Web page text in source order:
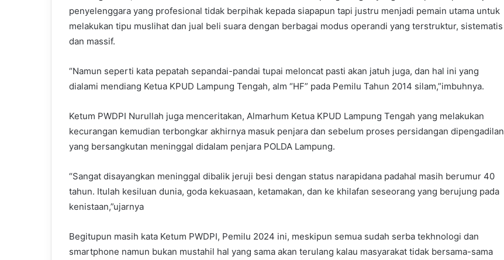
penyelenggara yang profesional tidak berpihak kepada siapapun tapi justru menjadi pemain utama untuk
melakukan tipu muslihat dan jual beli suara dengan berbagai modus operandi yang terstruktur, sistematis
dan massif.
“Namun seperti kata pepatah sepandai-pandai tupai meloncat pasti akan jatuh juga, dan hal ini yang
dialami mendiang Ketua KPUD Lampung Tengah, alm “HF” pada Pemilu Tahun 2014 silam,”imbuhnya.
Ketum PWDPI Nurullah juga menceritakan, Almarhum Ketua KPUD Lampung Tengah yang melakukan
kecurangan kemudian terbongkar akhirnya masuk penjara dan sebelum proses persidangan dipengadilan
yang bersangkutan meninggal didalam penjara POLDA Lampung.
“Sangat disayangkan meninggal dibalik jeruji besi dengan status narapidana padahal masih berumur 40
tahun. Itulah kesiluan dunia, goda kekuasaan, ketamakan, dan ke khilafan seseorang yang berujung pada
kenistaan,”ujarnya
Begitupun masih kata Ketum PWDPI, Pemilu 2024 ini, meskipun semua sudah serba tekhnologi dan
smartphone namun bukan mustahil hal yang sama akan terulang kalau masyarakat tidak bersama-sama